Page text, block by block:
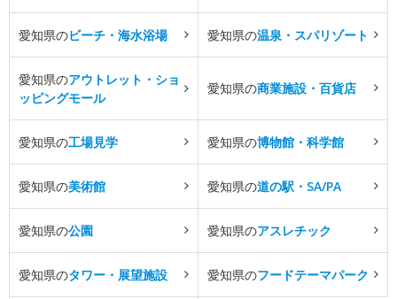
愛知県のビーチ・海水浴場 愛知県の温泉・スパリゾート
愛知県のアウトレット・ショ
ッピングモール
愛知県の商業施設・百貨店
愛知県の工場見学 愛知県の博物館・科学館
愛知県の美術館 愛知県の道の駅・SA/PA
愛知県の公園 愛知県のアスレチック
愛知県のタワー・展望施設 愛知県のフードテーマパーク